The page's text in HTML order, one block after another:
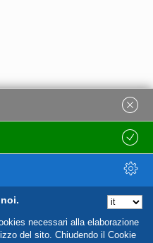
necessari alla elaborazione
del sito. Chiudendo il Cookie